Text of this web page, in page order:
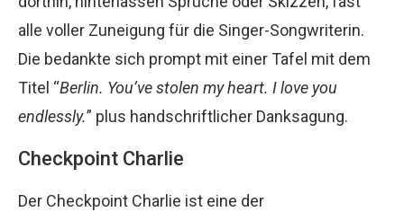
alle voller Zuneigung für die Singer-Songwriterin.
Die bedankte sich prompt mit einer Tafel mit dem
Titel “Berlin. You’ve stolen my heart. I love you
endlessly.” plus handschriftlicher Danksagung.
Checkpoint Charlie
Der Checkpoint Charlie ist eine der